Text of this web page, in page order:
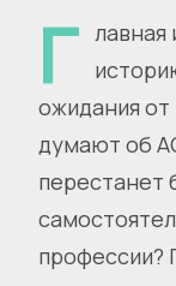
Г лавная
ожидания от
думают об
перестанет
профессии?